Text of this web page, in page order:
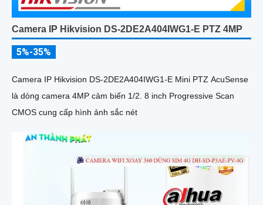
Camera IP Hikvision DS-2DE2A404IWG1-E PTZ 4MP
5%-35%
Camera IP Hikvision DS-2DE2A404IWG1-E Mini PTZ AcuSense
là dòng camera 4MP cảm biến 1/2. 8 inch Progressive Scan
CMOS cung cấp hình ảnh sắc nét